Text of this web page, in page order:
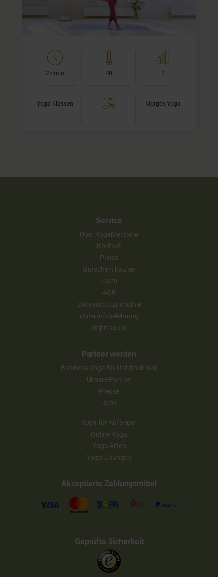
27 min 40 2
Yoga-Klassen Morgen-Yoga
Service
Über YogaMeHome
Kontakt
Preise
Gutschein kaufen
Team
AGB
Datenschutzrichtlinie
Widerrufsbelehrung
Impressum
Partner werden
Business Yoga für Unternehmen
Unsere Partner
Presse
Jobs
Yoga für Anfänger
Online Yoga
Yoga Arten
Yoga-Übungen
Akzeptierte Zahlungsmittel
Geprüfte Sicherheit